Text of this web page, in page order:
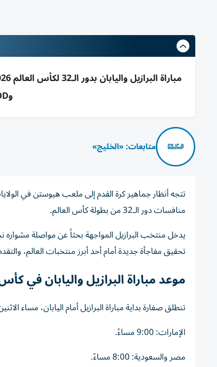
وTOD وbeIN CONNECT
متابعات: «الخليج»
منافسات دور الـ32 من بطولة كأس العالم.
يدخل منتخب البرازيل المواجهة بحثاً عن مواصلة
تحقيق مفاجأة جديدة أمام أحد أبرز منتخبات العالم،
موعد مباراة البرازيل واليابان في كأس
تنطلق صفارة بداية مباراة البرازيل أمام اليابان، مساء
الإمارات: 9:00 مساءً.
مصر والسعودية: 8:00 مساءً.